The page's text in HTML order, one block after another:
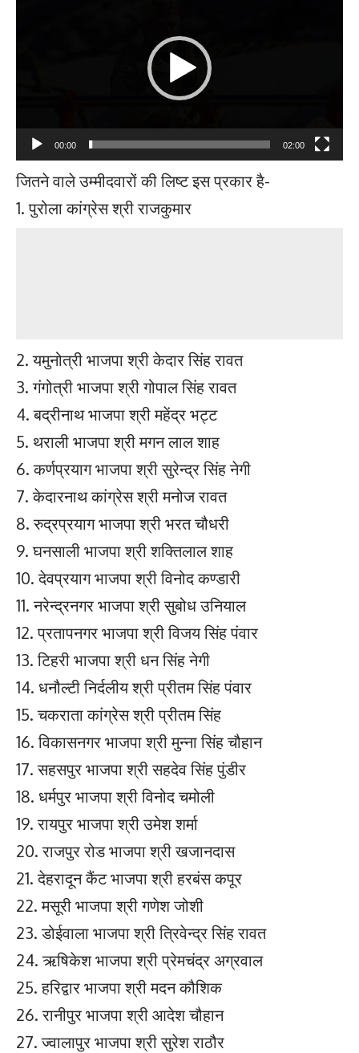
00:00 02:00
जितने वाले उम्मीदवारों की लिष्ट इस प्रकार है-
1. पुरोला कांग्रेस श्री राजकुमार
2. यमुनोत्री भाजपा श्री केदार सिंह रावत
3. गंगोत्री भाजपा श्री गोपाल सिंह रावत
4. बद्रीनाथ भाजपा श्री महेंद्र भट्ट
5. थराली भाजपा श्री मगन लाल शाह
6. कर्णप्रयाग भाजपा श्री सुरेन्द्र सिंह नेगी
7. केदारनाथ कांग्रेस श्री मनोज रावत
8. रुद्रप्रयाग भाजपा श्री भरत चौधरी
9. घनसाली भाजपा श्री शक्तिलाल शाह
10. देवप्रयाग भाजपा श्री विनोद कण्डारी
11. नरेन्द्रनगर भाजपा श्री सुबोध उनियाल
12. प्रतापनगर भाजपा श्री विजय सिंह पंवार
13. टिहरी भाजपा श्री धन सिंह नेगी
14. धनौल्टी निर्दलीय श्री प्रीतम सिंह पंवार
15. चकराता कांग्रेस श्री प्रीतम सिंह
16. विकासनगर भाजपा श्री मुन्ना सिंह चौहान
17. सहसपुर भाजपा श्री सहदेव सिंह पुंडीर
18. धर्मपुर भाजपा श्री विनोद चमोली
19. रायपुर भाजपा श्री उमेश शर्मा
20. राजपुर रोड भाजपा श्री खजानदास
21. देहरादून कैंट भाजपा श्री हरबंस कपूर
22. मसूरी भाजपा श्री गणेश जोशी
23. डोईवाला भाजपा श्री त्रिवेन्द्र सिंह रावत
24. ऋषिकेश भाजपा श्री प्रेमचंद्र अग्रवाल
25. हरिद्वार भाजपा श्री मदन कौशिक
26. रानीपुर भाजपा श्री आदेश चौहान
27. ज्वालापुर भाजपा श्री सुरेश राठौर